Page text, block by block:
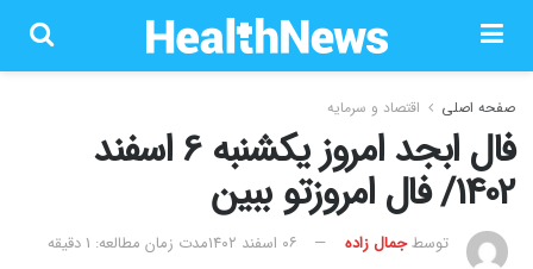
صفحه اصلی اقتصاد و سرمایه
فال ابجد امروز یکشنبه 6 اسفند
1402/ فال امروزتو ببین
توسطجمال زاده ۰۶ اسفند ۱۴۰۲ مدت زمان مطالعه: 1 دقیقه